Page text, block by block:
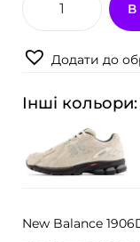
о
в
к
N
Додати до
Інші кольори:
New Balance